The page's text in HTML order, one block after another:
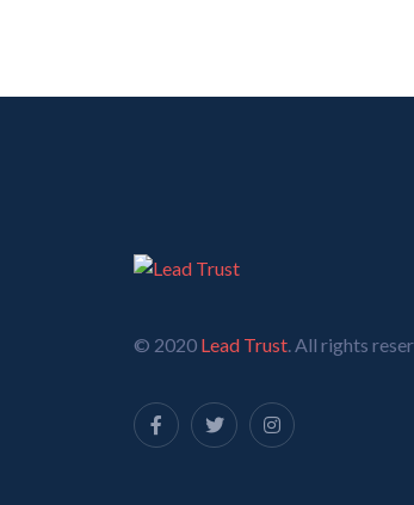
© 2020 Lead Trust. All rights